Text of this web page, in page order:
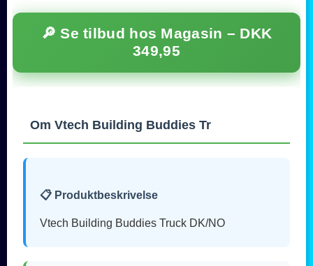
🔎 Se tilbud hos Magasin – DKK
349,95
Om Vtech Building Buddies Tr
📋 Produktbeskrivelse
Vtech Building Buddies Truck DK/NO